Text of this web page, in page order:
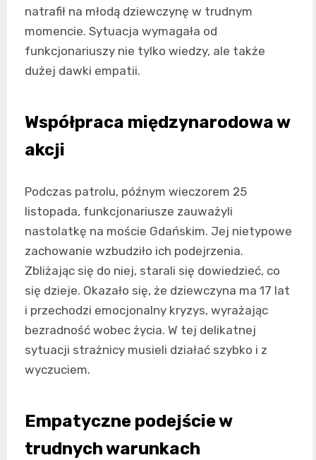
natrafił na młodą dziewczynę w trudnym
momencie. Sytuacja wymagała od
funkcjonariuszy nie tylko wiedzy, ale także
dużej dawki empatii.
Współpraca międzynarodowa w
akcji
Podczas patrolu, późnym wieczorem 25
listopada, funkcjonariusze zauważyli
nastolatkę na moście Gdańskim. Jej nietypowe
zachowanie wzbudziło ich podejrzenia.
Zbliżając się do niej, starali się dowiedzieć, co
się dzieje. Okazało się, że dziewczyna ma 17 lat
i przechodzi emocjonalny kryzys, wyrażając
bezradność wobec życia. W tej delikatnej
sytuacji strażnicy musieli działać szybko i z
wyczuciem.
Empatyczne podejście w
trudnych warunkach